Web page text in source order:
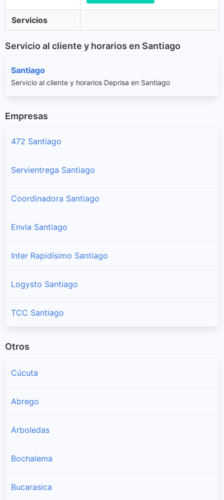
Servicios
Servicio al cliente y horarios en Santiago
Santiago
Servicio al cliente y horarios Deprisa en Santiago
Empresas
472 Santiago
Servientrega Santiago
Coordinadora Santiago
Envia Santiago
Inter Rapidísimo Santiago
Logysto Santiago
TCC Santiago
Otros
Cúcuta
Abrego
Arboledas
Bochalema
Bucarasica